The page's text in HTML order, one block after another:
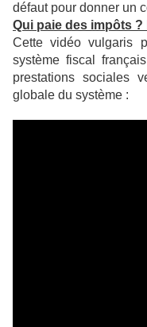
défaut pour donner un
Qui paie des impôts
Cette vidéo vulgaris
système fiscal
prestations sociales
globale du système :